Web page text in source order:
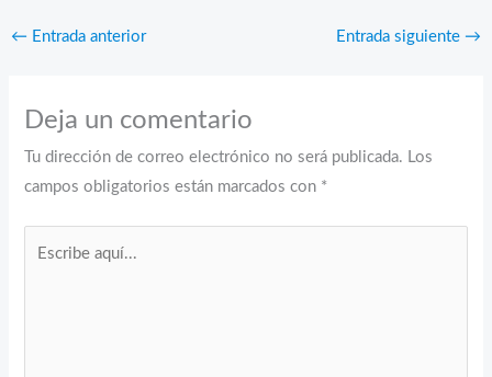
← Entrada anterior Entrada siguiente →
Deja un comentario
Tu dirección de correo electrónico no será publicada. Los
campos obligatorios están marcados con *